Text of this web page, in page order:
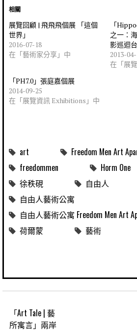
相關
展覽回顧 | 飛飛飛個展 「這個
世界」
2016-07-18
在「藝術家分享」中
「
之一：
影巡迴
2013-
在「展
「PH7.0」張庭嘉個展
2014-09-25
在「展覽資訊 Exhibitions」中
art
Freedom Men Art
freedommen
Horm One
徐秩硯
自由人
自由人藝術公寓
自由人藝術公寓 Freedom Men Art
荷爾蒙
藝術
「Art Tale | 藝
所寓言」兩岸